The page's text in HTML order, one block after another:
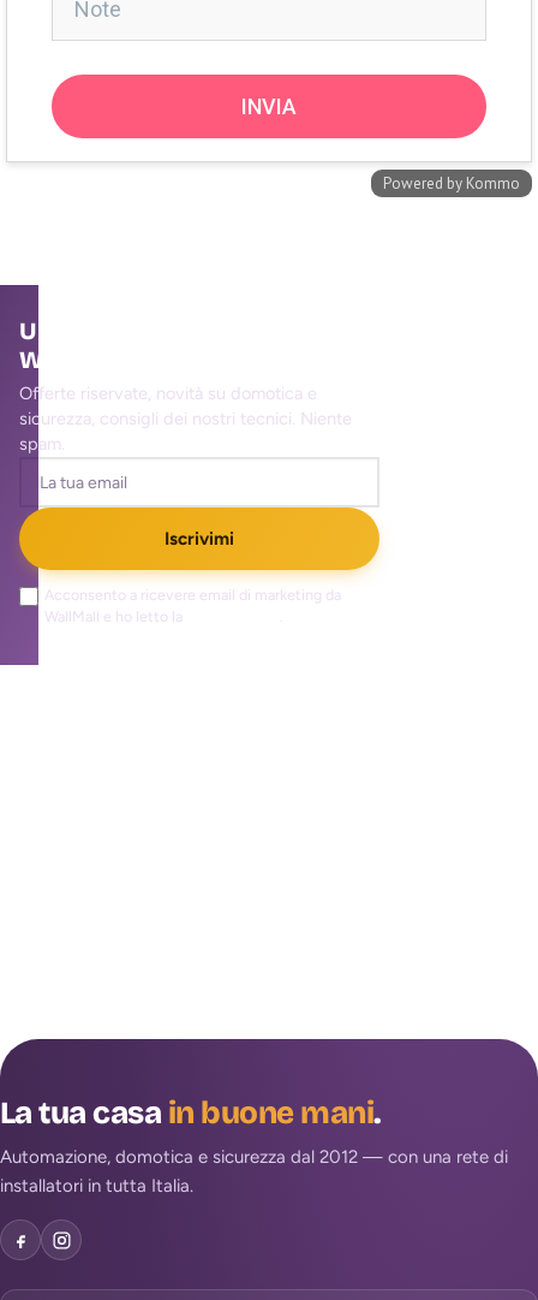
Unisciti alla community
WallMall
Offerte riservate, novità su domotica e
sicurezza, consigli dei nostri tecnici. Niente
spam.
Iscrivimi
Acconsento a ricevere email di marketing da
WallMall e ho letto la
.
La tua casain buone mani.
Automazione, domotica e sicurezza dal 2012 — con una rete di
installatori in tutta Italia.